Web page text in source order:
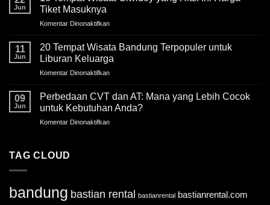
Lagi
Hits
Jun
Tiket Masuknya
Komentar Dinonaktifkan
Tempat
Ciwidey
Ini
Harga
11
Jun
20 Tempat Wisata Bandung Terpopuler untuk
Liburan Keluarga
Komentar Dinonaktifkan
Tempat
Wisata
Bandung
09
Jun
Perbedaan CVT dan AT: Mana yang Lebih Cocok
untuk Kebutuhan Anda?
Komentar Dinonaktifkan
Lebih
TAG CLOUD
bandung bastian rental bastianrental bastianrental.com